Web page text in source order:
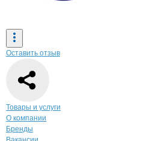
Оставить отзыв
Навигация по странице
Товары и услуги
О компании
Бренды